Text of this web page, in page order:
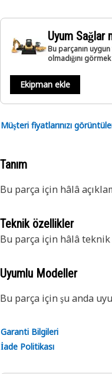
Uyum Sağlar
Bu parçanın
olmadığını
Ekipman ekle
Müşteri fiyatlarınızı
Tanım
Bu parça için hâlâ
Teknik özellikler
Bu parça için hâlâ teknik
Uyumlu Modeller
Bu parça için şu anda
Garanti Bilgileri
İade Politikası